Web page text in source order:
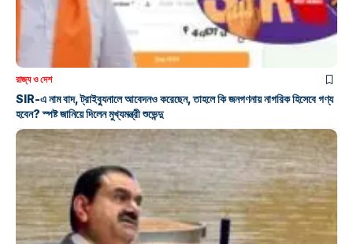
রাজ্য ও দেশ
SIR-এ নাম বাদ, ট্রাইব্যুনালে আবেদনও করেছেন, তাহলে কি জনগণনায় নাগরিক হিসেবে গণ্য
হবেন? স্পষ্ট জানিয়ে দিলেন মুখ্যমন্ত্রী শুভেন্দু